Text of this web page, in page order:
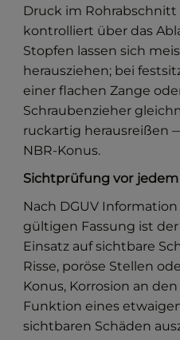
Druck im
kontrolliert über das
Stopfen lassen sich
herausziehen; bei
einer flachen Zange
Schraubenzieher
ruckartig herausreißen
NBR-Konus.
Sichtprüfung vor jedem
Nach DGUV
gültigen Fassung ist
Einsatz auf sichtbare
Risse, poröse Stellen
Konus, Korrosion an
Funktion eines
sichtbaren Schäden